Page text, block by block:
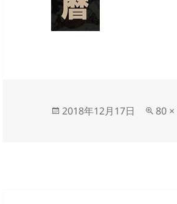
投
2018年12月17日
フ
80